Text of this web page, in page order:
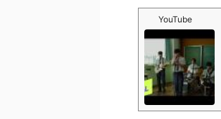
YouTube